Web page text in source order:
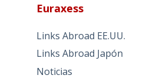
Euraxess
Links Abroad EE.UU.
Links Abroad Japón
Noticias